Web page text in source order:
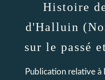
Histoire
d'Halluin
sur le passé
Publication relative